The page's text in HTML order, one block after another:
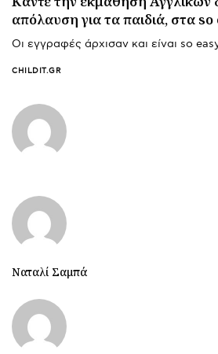
απόλαυση για τα παιδιά, στα
Οι εγγραφές άρχισαν και είναι so
CHILDIT.GR
Ναταλί Σαμπά